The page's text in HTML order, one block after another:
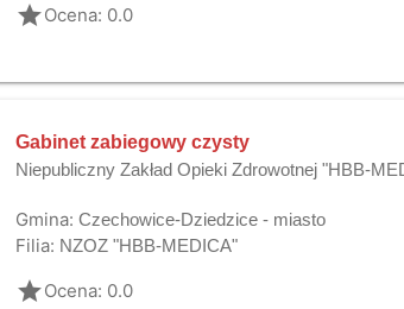
gradeOcena: 0.0
Gabinet zabiegowy czysty
Niepubliczny Zakład Opieki Zdrowotnej "HBB-
Gmina: Czechowice-Dziedzice - miasto
Filia: NZOZ "HBB-MEDICA"
gradeOcena: 0.0